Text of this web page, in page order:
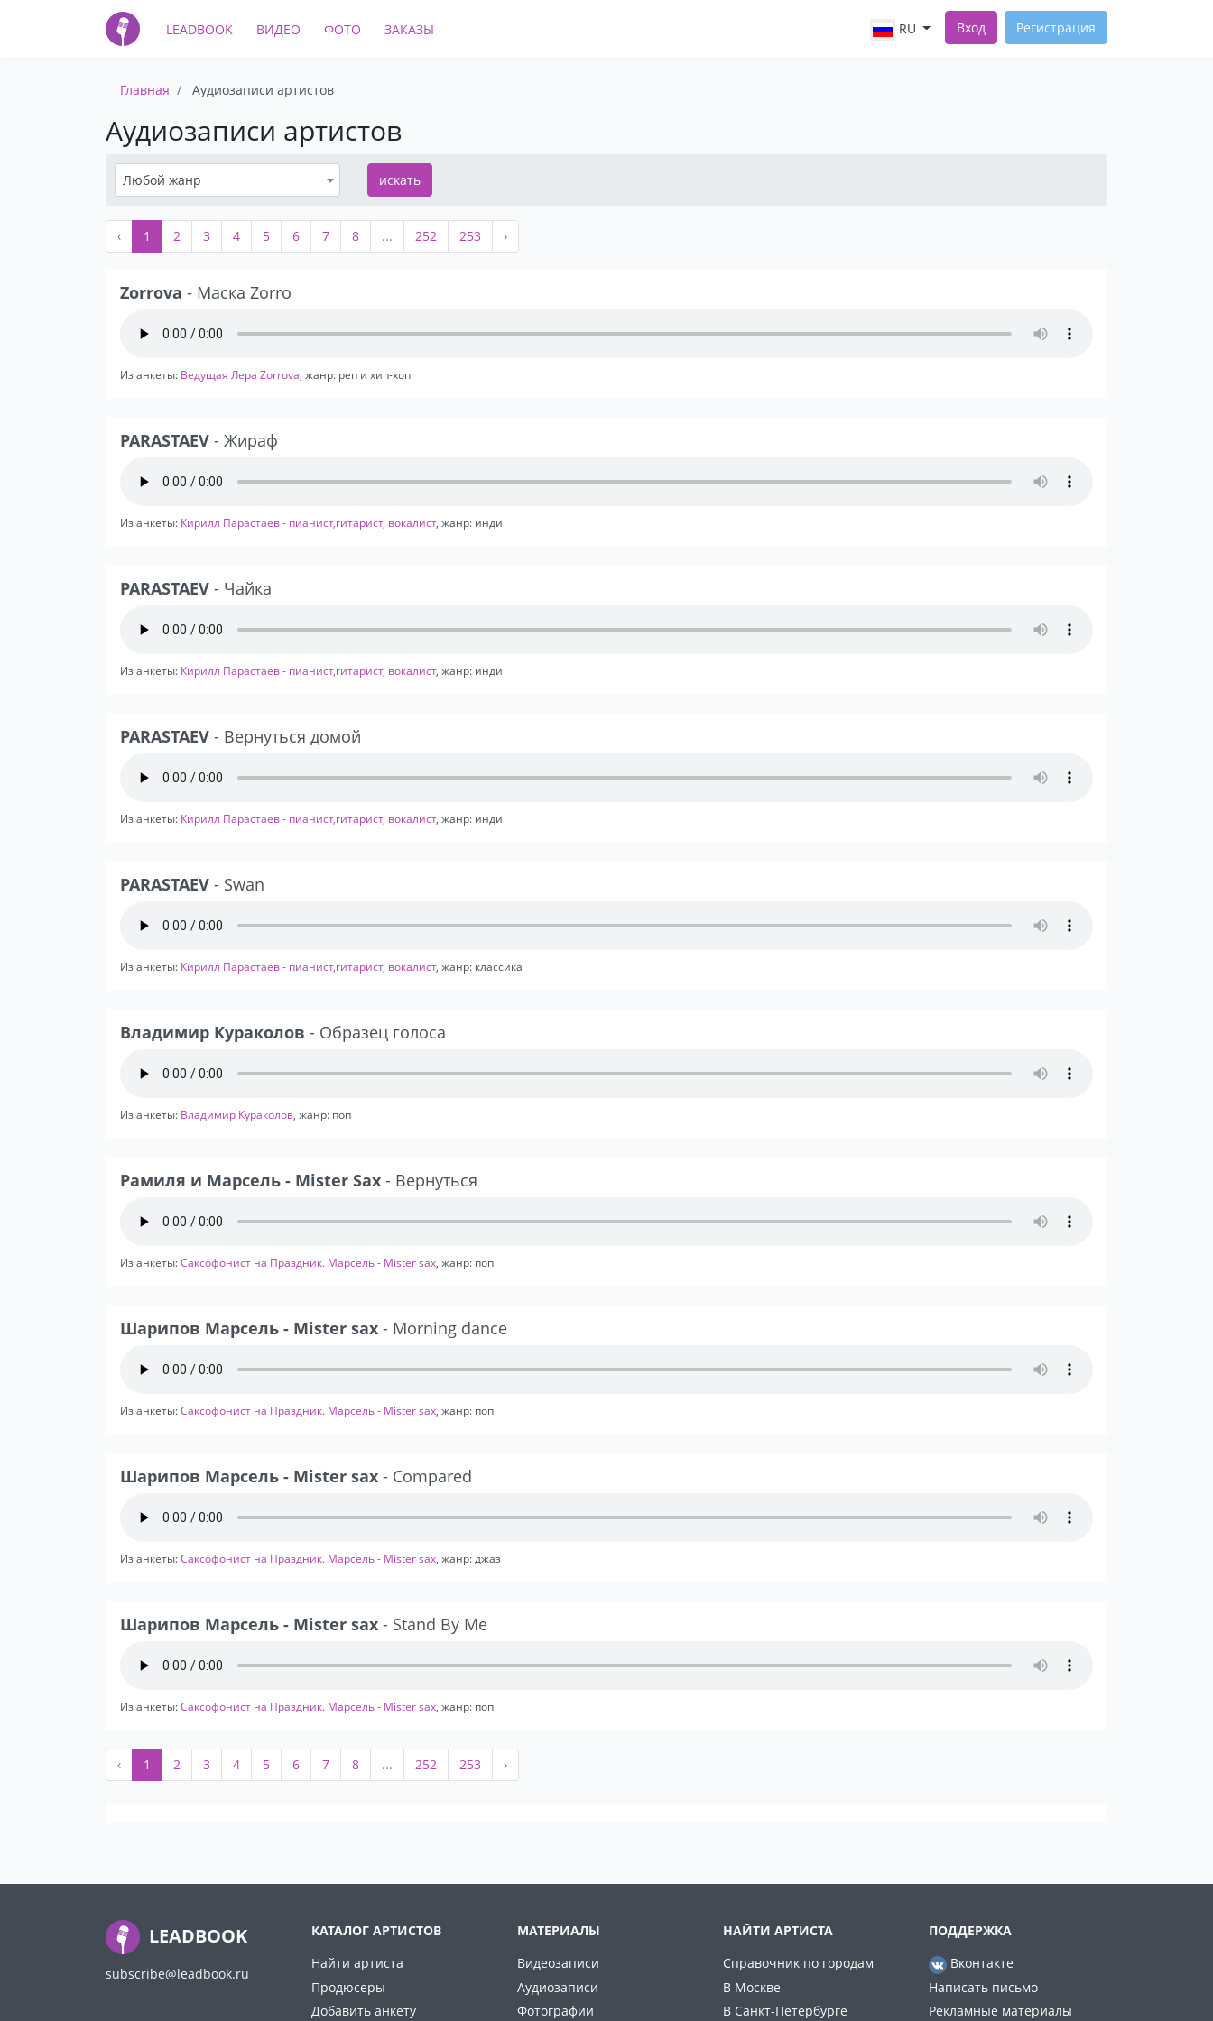
LEADBOOK ВИДЕО ФОТО ЗАКАЗЫ RU Вход Регистрация
Главная Аудиозаписи артистов
Аудиозаписи артистов
Любой жанр искать
‹ 1 2 3 4 5 6 7 8 ... 252 253 ›
Zorrova - Маска Zorro
Из анкеты: Ведущая Лера Zorrova, жанр: реп и хип-хоп
PARASTAEV - Жираф
Из анкеты: Кирилл Парастаев - пианист,гитарист, вокалист, жанр: инди
PARASTAEV - Чайка
Из анкеты: Кирилл Парастаев - пианист,гитарист, вокалист, жанр: инди
PARASTAEV - Вернуться домой
Из анкеты: Кирилл Парастаев - пианист,гитарист, вокалист, жанр: инди
PARASTAEV - Swan
Из анкеты: Кирилл Парастаев - пианист,гитарист, вокалист, жанр: классика
Владимир Кураколов - Образец голоса
Из анкеты: Владимир Кураколов, жанр: поп
Рамиля и Марсель - Mister Sax - Вернуться
Из анкеты: Саксофонист на Праздник. Марсель - Mister sax, жанр: поп
Шарипов Марсель - Mister sax - Morning dance
Из анкеты: Саксофонист на Праздник. Марсель - Mister sax, жанр: поп
Шарипов Марсель - Mister sax - Compared
Из анкеты: Саксофонист на Праздник. Марсель - Mister sax, жанр: джаз
Шарипов Марсель - Mister sax - Stand By Me
Из анкеты: Саксофонист на Праздник. Марсель - Mister sax, жанр: поп
‹ 1 2 3 4 5 6 7 8 ... 252 253 ›
LEADBOOK
subscribe@leadbook.ru
КАТАЛОГ АРТИСТОВ
Найти артиста
Продюсеры
Добавить анкету
МАТЕРИАЛЫ
Видеозаписи
Аудиозаписи
Фотографии
НАЙТИ АРТИСТА
Справочник по городам
В Москве
В Санкт-Петербурге
ПОДДЕРЖКА
Вконтакте
Написать письмо
Рекламные материалы